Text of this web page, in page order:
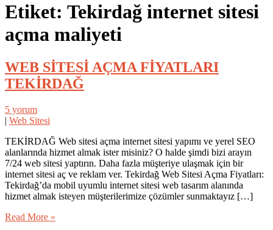
Etiket: Tekirdağ internet sitesi
açma maliyeti
WEB SİTESİ AÇMA FİYATLARI
TEKİRDAĞ
5 yorum
| Web Sitesi
TEKİRDAĞ Web sitesi açma internet sitesi yapımı ve yerel SEO
alanlarında hizmet almak ister misiniz? O halde şimdi bizi arayın
7/24 web sitesi yaptırın. Daha fazla müşteriye ulaşmak için bir
internet sitesi aç ve reklam ver. Tekirdağ Web Sitesi Açma Fiyatları:
Tekirdağ’da mobil uyumlu internet sitesi web tasarım alanında
hizmet almak isteyen müşterilerimize çözümler sunmaktayız […]
Read More »